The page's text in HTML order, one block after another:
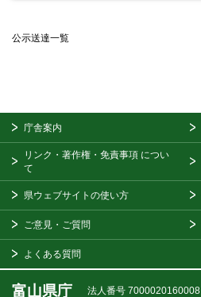
公示送達一覧
庁舎案内
リンク・著作権・免責事項 につい
て
県ウェブサイトの使い方
ご意見・ご質問
よくある質問
富山県庁 法人番号 7000020160008